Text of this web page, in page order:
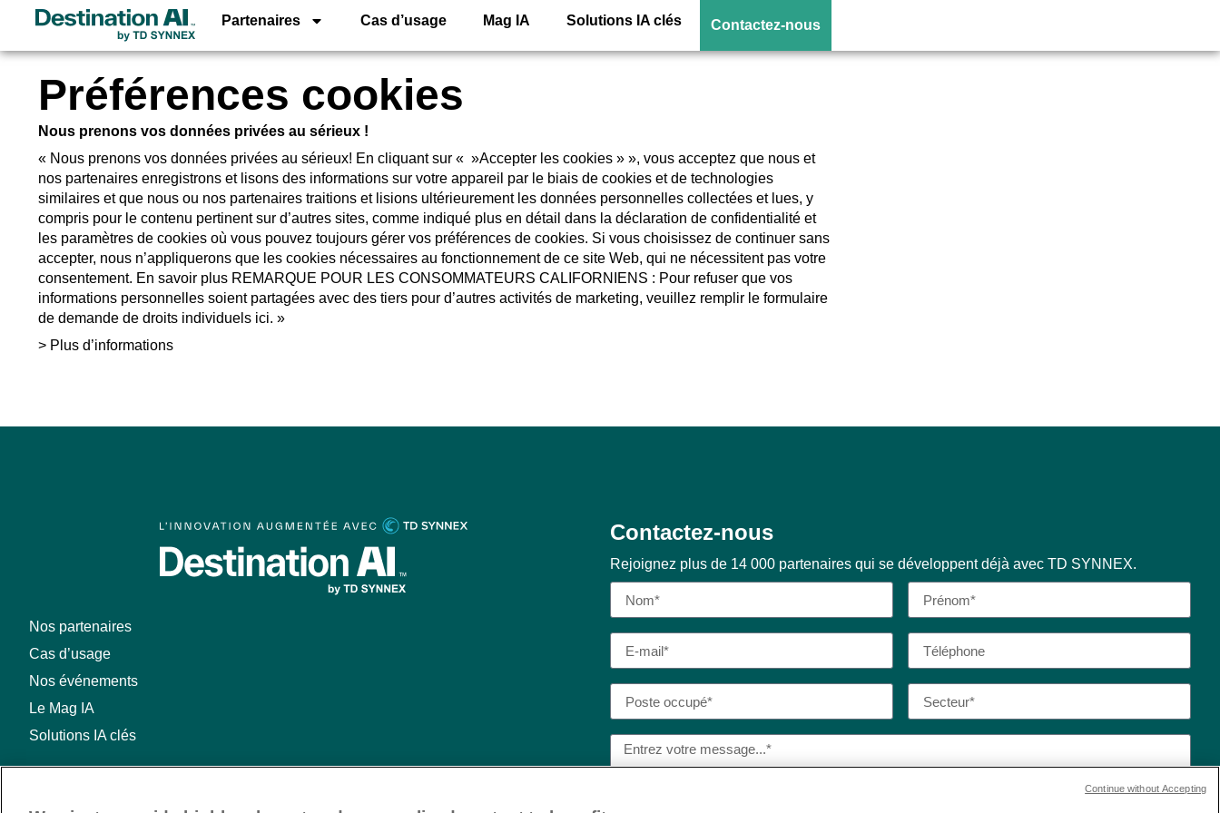
Partenaires Cas d’usage Mag IA Solutions IA clés Contactez-nous
Préférences cookies
Nous prenons vos données privées au sérieux !
« Nous prenons vos données privées au sérieux! En cliquant sur « »Accepter les cookies » », vous acceptez que nous et
nos partenaires enregistrons et lisons des informations sur votre appareil par le biais de cookies et de technologies
similaires et que nous ou nos partenaires traitions et lisions ultérieurement les données personnelles collectées et lues, y
compris pour le contenu pertinent sur d’autres sites, comme indiqué plus en détail dans la déclaration de confidentialité et
les paramètres de cookies où vous pouvez toujours gérer vos préférences de cookies. Si vous choisissez de continuer sans
accepter, nous n’appliquerons que les cookies nécessaires au fonctionnement de ce site Web, qui ne nécessitent pas votre
consentement. En savoir plus REMARQUE POUR LES CONSOMMATEURS CALIFORNIENS : Pour refuser que vos
informations personnelles soient partagées avec des tiers pour d’autres activités de marketing, veuillez remplir le formulaire
de demande de droits individuels ici. »
> Plus d’informations
Nos partenaires
Cas d’usage
Nos événements
Le Mag IA
Solutions IA clés
Contactez-nous
Rejoignez plus de 14 000 partenaires qui se développent déjà avec TD SYNNEX.
Continue without Accepting